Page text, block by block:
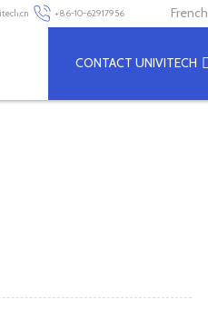
+86-10-62917956 French
CONTACT UNIVITECH